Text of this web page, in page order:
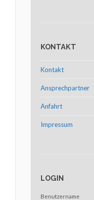
KONTAKT
Kontakt
Ansprechpartner
Anfahrt
Impressum
LOGIN
Benutzername